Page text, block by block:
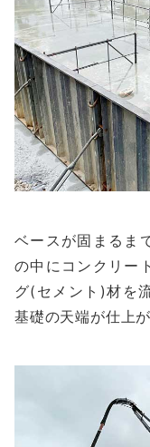
ベースが固まるま
の中にコンクリー
グ(セメント)材を
基礎の天端が仕上が